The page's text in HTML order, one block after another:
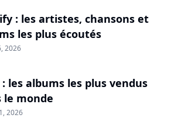
: les artistes, chansons et
les plus écoutés
2026
: les albums les plus vendus
le monde
2026